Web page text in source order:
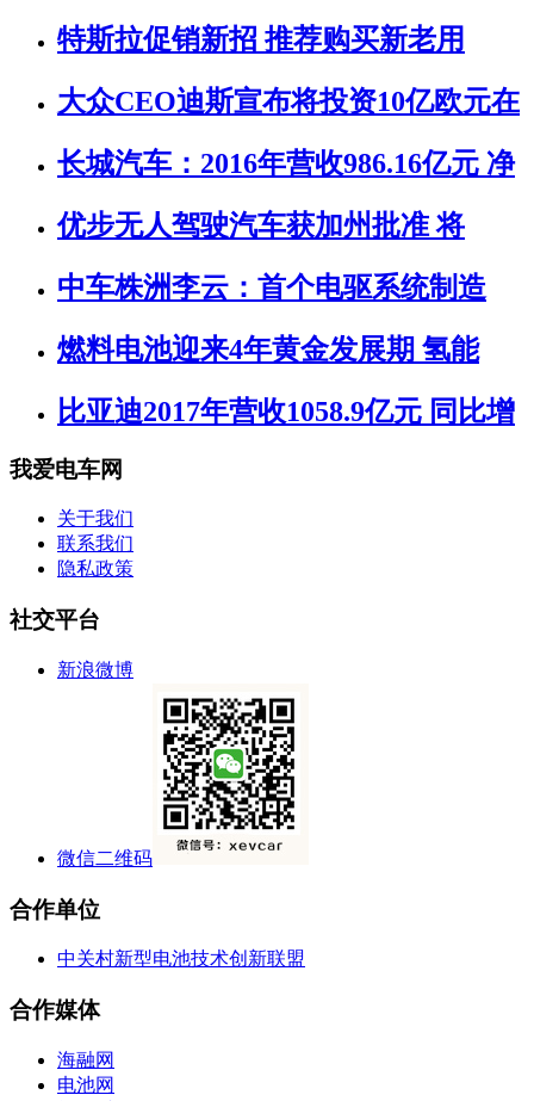
特斯拉促销新招 推荐购买新老用
大众CEO迪斯宣布将投资10亿欧元在
长城汽车：2016年营收986.16亿元 净
优步无人驾驶汽车获加州批准 将
中车株洲李云：首个电驱系统制造
燃料电池迎来4年黄金发展期 氢能
比亚迪2017年营收1058.9亿元 同比增
我爱电车网
关于我们
联系我们
隐私政策
社交平台
新浪微博
微信二维码
合作单位
中关村新型电池技术创新联盟
合作媒体
海融网
电池网